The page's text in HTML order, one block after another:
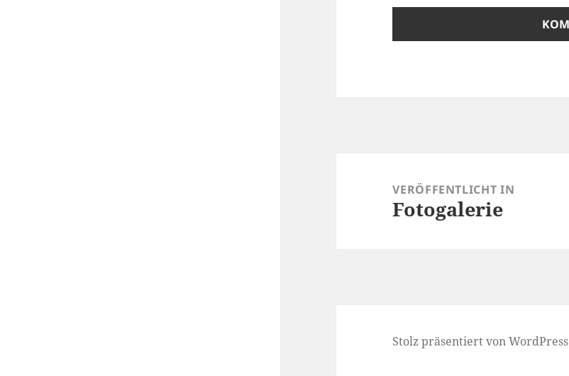
VERÖFFENTLICHT IN
Fotogalerie
Stolz präsentiert von WordPress